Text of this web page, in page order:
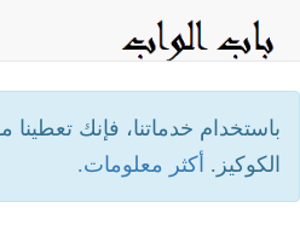
باستخدام خدماتنا، فإنك تعطينا
الكوكيز. أكثر معلومات.